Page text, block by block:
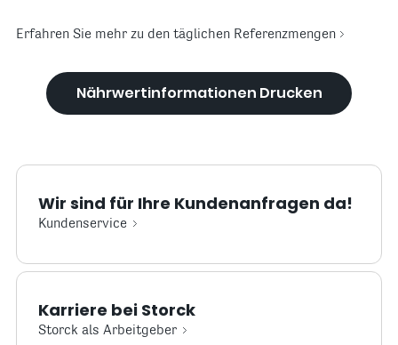
Erfahren Sie mehr zu den täglichen Referenzmengen
Nährwertinformationen Drucken
Wir sind für Ihre Kundenanfragen da!
Kundenservice
Karriere bei Storck
Storck als Arbeitgeber